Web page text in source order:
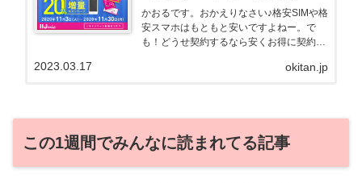
かおるです。おかえりなさい♪格安SIMや格
安スマホはもともと安いですよねー。で
も！どうせ契約するなら安くお得に契約し
る自身も、そういう案件を常に狙ってます
okitan.jp
2023.03.17
この1週間でみんなに読まれてる記事